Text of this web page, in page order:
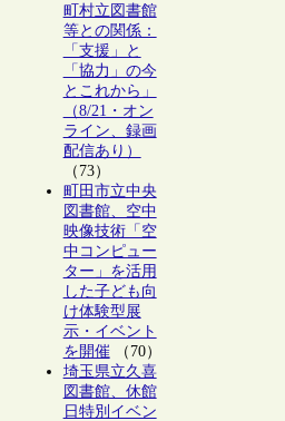
町村立図書館
等との関係：
「支援」と
「協力」の今
とこれから」
（8/21・オン
ライン、録画
配信あり）
（73）
町田市立中央
図書館、空中
映像技術「空
中コンピュー
ター」を活用
した子ども向
け体験型展
示・イベント
を開催（70）
埼玉県立久喜
図書館、休館
日特別イベン